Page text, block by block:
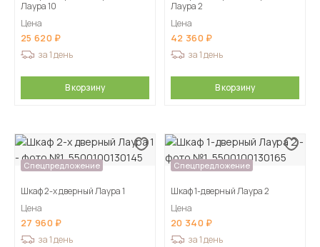
Лаура 10
Цена
25 620
за 1 день
В корзину
Лаура 2
Цена
42 360
за 1 день
В корзину
Спецпредложение
Шкаф 2-х дверный Лаура 1
Цена
27 960
за 1 день
Спецпредложение
Шкаф 1-дверный Лаура 2
Цена
20 340
за 1 день